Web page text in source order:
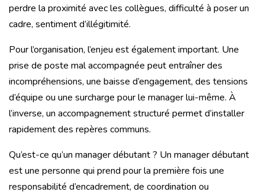
perdre la proximité avec les collègues, difficulté à poser un
cadre, sentiment d’illégitimité.
Pour l’organisation, l’enjeu est également important. Une
prise de poste mal accompagnée peut entraîner des
incompréhensions, une baisse d’engagement, des tensions
d’équipe ou une surcharge pour le manager lui-même. À
l’inverse, un accompagnement structuré permet d’installer
rapidement des repères communs.
Qu’est-ce qu’un manager débutant ? Un manager débutant
est une personne qui prend pour la première fois une
responsabilité d’encadrement, de coordination ou